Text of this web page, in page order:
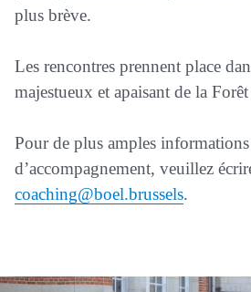
plus brève.
Les rencontres prennent place
majestueux et apaisant de la
Pour de plus amples informations
d’accompagnement, veuillez
coaching@boel.brussels.